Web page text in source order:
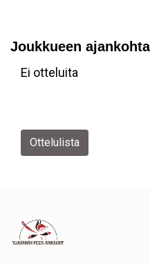
Joukkueen
Ei otteluita
Ottelulista